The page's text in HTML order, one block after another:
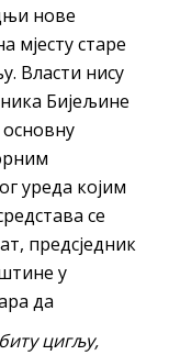
нове
мјесту старе
Власти нису
Бијељине
основну
уреда којим
се
предсједник
у
да
цигљу,